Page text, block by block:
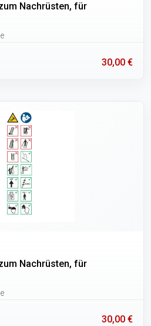
Nachrüsten, für
30,00 €
Nachrüsten, für
30,00 €